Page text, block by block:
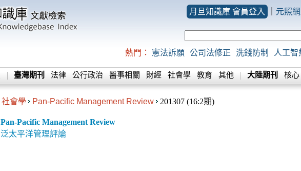
月旦知識庫 會員登入 元照
熱門： 憲法訴願 公司法修正 洗錢防制 人工智
臺灣期刊 法律 公行政治 醫事相關 財經 社會學 教育 其他 大陸期刊 核心
社會學 Pan-Pacific Management Review 201307 (16:2期)
Pan-Pacific Management Review
泛太平洋管理評論